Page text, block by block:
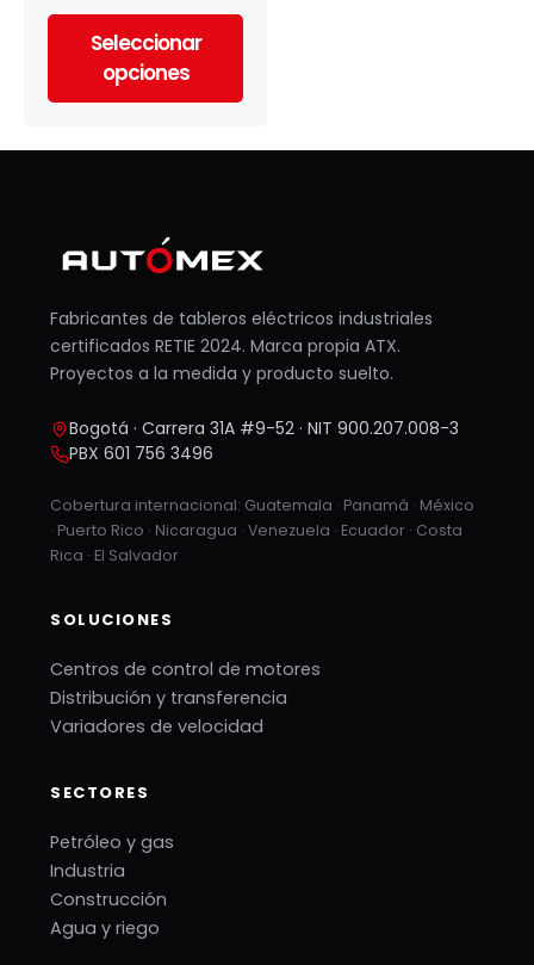
Seleccionar
opciones
Fabricantes de tableros eléctricos industriales
certificados RETIE 2024. Marca propia ATX.
Proyectos a la medida y producto suelto.
Bogotá · Carrera 31A #9-52 · NIT 900.207.008-3
PBX 601 756 3496
Cobertura internacional: Guatemala · Panamá · México
· Puerto Rico · Nicaragua · Venezuela · Ecuador · Costa
Rica · El Salvador
SOLUCIONES
Centros de control de motores
Distribución y transferencia
Variadores de velocidad
SECTORES
Petróleo y gas
Industria
Construcción
Agua y riego